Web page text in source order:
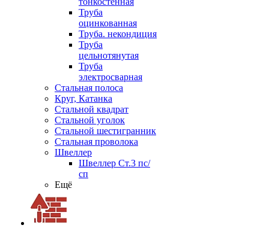
Труба
оцинкованная
Труба. некондиция
Труба
цельнотянутая
Труба
электросварная
Стальная полоса
Круг, Катанка
Стальной квадрат
Стальной уголок
Стальной шестигранник
Стальная проволока
Швеллер
Швеллер Ст.3 пс/
сп
Ещё